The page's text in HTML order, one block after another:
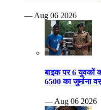
— Aug 06 2026
बाइक पर 6 युवकों
6500 का जुर्माना
— Aug 06 2026